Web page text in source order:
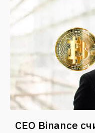
CEO Binance